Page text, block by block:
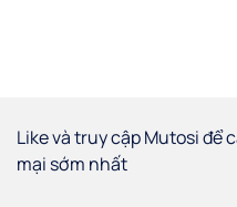
Like và truy cập Mutosi
mại sớm nhất